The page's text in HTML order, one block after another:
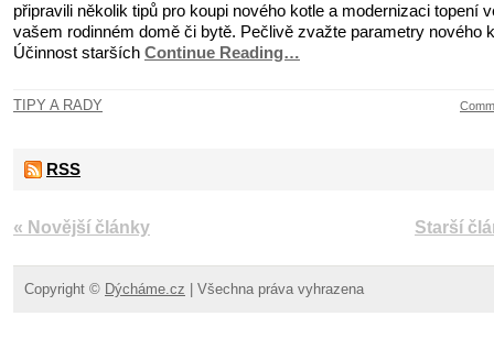
připravili několik tipů pro koupi nového kotle a modernizaci topení
vašem rodinném domě či bytě. Pečlivě zvažte parametry nového
Účinnost starších Continue Reading…
TIPY A RADY
RSS
« Novější články Starší
Copyright © Dýcháme.cz | Všechna práva vyhrazena